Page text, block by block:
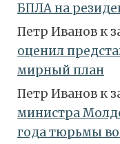
БПЛА на
Петр Ивановк
оценил
мирный план
Петр Ивановк
министра
года тюрьмы